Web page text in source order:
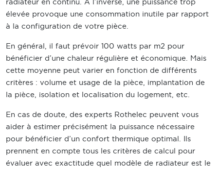
élevée provoque une consommation inutile par rapport
à la configuration de votre pièce.
En général, il faut prévoir 100 watts par m2 pour
bénéficier d’une chaleur régulière et économique. Mais
cette moyenne peut varier en fonction de différents
critères : volume et usage de la pièce, implantation de
la pièce, isolation et localisation du logement, etc.
En cas de doute, des experts Rothelec peuvent vous
aider à estimer précisément la puissance nécessaire
pour bénéficier d’un confort thermique optimal. Ils
prennent en compte tous les critères de calcul pour
évaluer avec exactitude quel modèle de radiateur est le